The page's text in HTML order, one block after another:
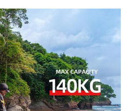
si vous avez des
questions sur nos
produits, n'hésitez pas à
nous contacter.